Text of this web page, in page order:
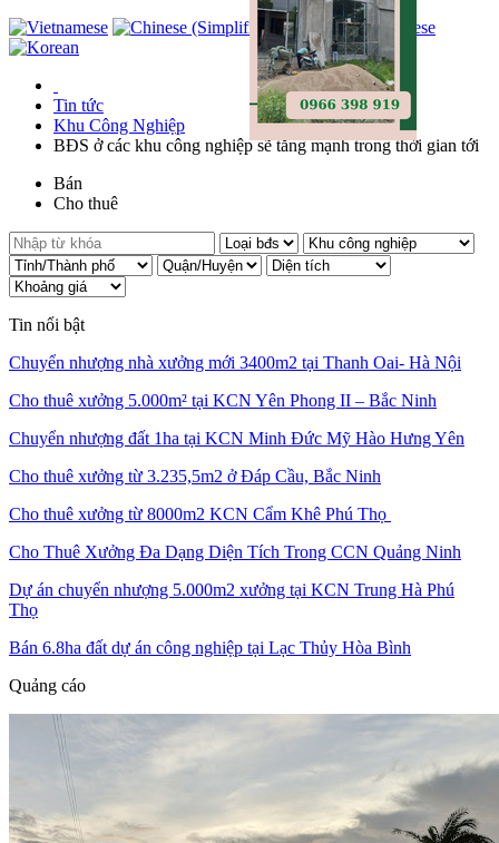
Tin tức
Khu Công Nghiệp
BĐS ở các khu công nghiệp sẽ tăng mạnh trong thời gian tới
Bán
Cho thuê
Tin nổi bật
Chuyển nhượng nhà xưởng mới 3400m2 tại Thanh Oai- Hà Nội
Cho thuê xưởng 5.000m² tại KCN Yên Phong II – Bắc Ninh
Chuyển nhượng đất 1ha tại KCN Minh Đức Mỹ Hào Hưng Yên
Cho thuê xưởng từ 3.235,5m2 ở Đáp Cầu, Bắc Ninh
Cho thuê xưởng từ 8000m2 KCN Cẩm Khê Phú Thọ
Cho Thuê Xưởng Đa Dạng Diện Tích Trong CCN Quảng Ninh
Dự án chuyển nhượng 5.000m2 xưởng tại KCN Trung Hà Phú
Thọ
Bán 6.8ha đất dự án công nghiệp tại Lạc Thủy Hòa Bình
Quảng cáo